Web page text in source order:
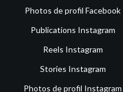
Photos de profil Facebook
Publications Instagram
Reels Instagram
Stories Instagram
Photos de profil Instagram